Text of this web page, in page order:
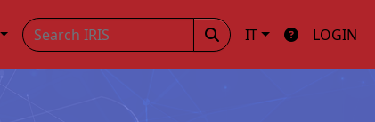
IT LOGIN